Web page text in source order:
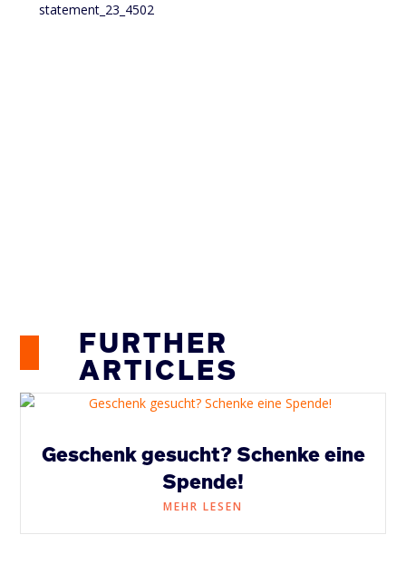
statement_23_4502
FURTHER
ARTICLES
Geschenk gesucht? Schenke eine
Spende!
MEHR LESEN